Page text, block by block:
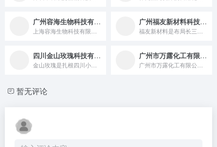
广州容海生物科技有限公司 广州福友新材料科技有限公司
四川金山玫瑰科技有限公司 广州市万露化工有限公司 /上海方登化工有限公司
暂无评论